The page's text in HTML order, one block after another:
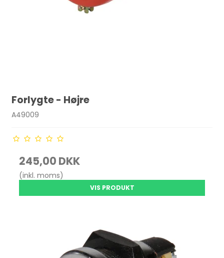
Forlygte - Højre
A49009
245,00 DKK
(inkl. moms)
VIS PRODUKT